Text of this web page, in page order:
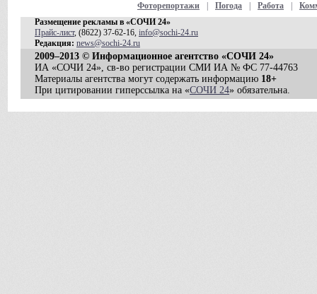
Фоторепортажи Погода Работа
Размещение рекламы в «СОЧИ 24»
Прайс-лист, (8622) 37-62-16, info@sochi-24.ru
Редакция: news@sochi-24.ru
2009–2013 © Информационное агентство «СОЧИ 24»
ИА «СОЧИ 24», св-во регистрации СМИ ИА № ФС 77-44763
Материалы агентства могут содержать информацию 18+
При цитировании гиперссылка на «СОЧИ 24» обязательна.